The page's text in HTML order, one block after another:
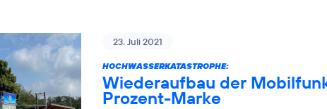
23. Juli 2021
HOCHWASSERKATASTROPHE:
Wiederaufbau der
Prozent-Marke